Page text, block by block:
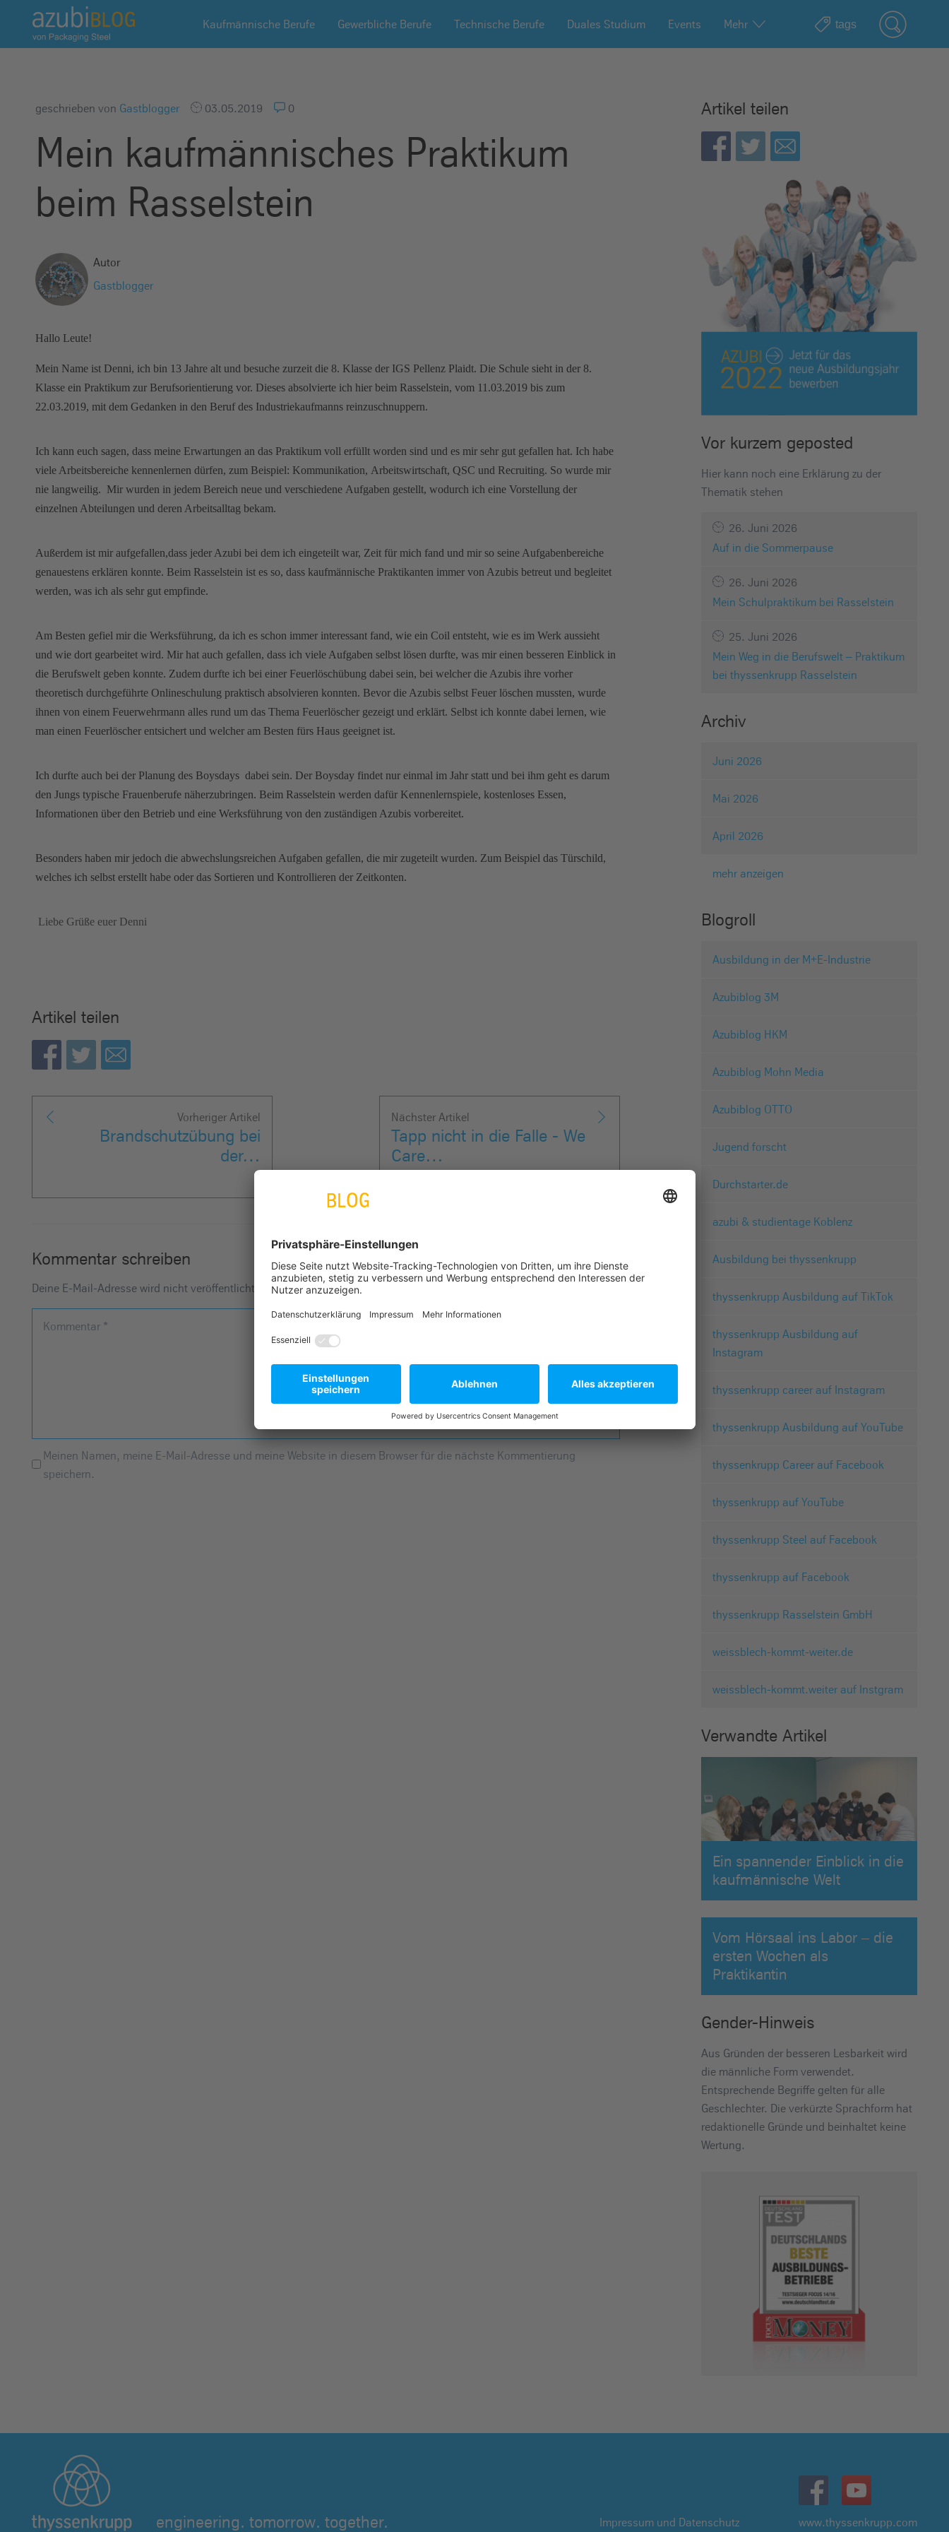
A
z
u
b
s
n
Kaufmännische Berufe Gewerbliche Berufe Technische Berufe Duales Studium Events Mehr
geschrieben von Gastblogger 03.05.2019 0
Mein kaufmännisches Praktikum
beim Rasselstein
Autor
Gastblogger
Hallo Leute!
Mein Name ist Denni, ich bin 13 Jahre alt und besuche zurzeit die 8. Klasse der IGS Pellenz Plaidt. Die Schule sieht in der 8.
Klasse ein Praktikum zur Berufsorientierung vor. Dieses absolvierte ich hier beim Rasselstein, vom 11.03.2019 bis zum
22.03.2019, mit dem Gedanken in den Beruf des Industriekaufmanns reinzuschnuppern.
Ich kann euch sagen, dass meine Erwartungen an das Praktikum voll erfüllt worden sind und es mir sehr gut gefallen hat. Ich habe
viele Arbeitsbereiche kennenlernen dürfen, zum Beispiel: Kommunikation, Arbeitswirtschaft, QSC und Recruiting. So wurde mir
nie langweilig. Mir wurden in jedem Bereich neue und verschiedene Aufgaben gestellt, wodurch ich eine Vorstellung der
einzelnen Abteilungen und deren Arbeitsalltag bekam.
Außerdem ist mir aufgefallen,dass jeder Azubi bei dem ich eingeteilt war, Zeit für mich fand und mir so seine Aufgabenbereiche
genauestens erklären konnte. Beim Rasselstein ist es so, dass kaufmännische Praktikanten immer von Azubis betreut und begleitet
werden, was ich als sehr gut empfinde.
Am Besten gefiel mir die Werksführung, da ich es schon immer interessant fand, wie ein Coil entsteht, wie es im Werk aussieht
und wie dort gearbeitet wird. Mir hat auch gefallen, dass ich viele Aufgaben selbst lösen durfte, was mir einen besseren Einblick in
die Berufswelt geben konnte. Zudem durfte ich bei einer Feuerlöschübung dabei sein, bei welcher die Azubis ihre vorher
theoretisch durchgeführte Onlineschulung praktisch absolvieren konnten. Bevor die Azubis selbst Feuer löschen mussten, wurde
ihnen von einem Feuerwehrmann alles rund um das Thema Feuerlöscher gezeigt und erklärt. Selbst ich konnte dabei lernen, wie
man einen Feuerlöscher entsichert und welcher am Besten fürs Haus geeignet ist.
Ich durfte auch bei der Planung des Boysdays dabei sein. Der Boysday findet nur einmal im Jahr statt und bei ihm geht es darum
den Jungs typische Frauenberufe näherzubringen. Beim Rasselstein werden dafür Kennenlernspiele, kostenloses Essen,
Informationen über den Betrieb und eine Werksführung von den zuständigen Azubis vorbereitet.
Besonders haben mir jedoch die abwechslungsreichen Aufgaben gefallen, die mir zugeteilt wurden. Zum Beispiel das Türschild,
welches ich selbst erstellt habe oder das Sortieren und Kontrollieren der Zeitkonten.
Liebe Grüße euer Denni
Artikel teilen
Vorheriger Artikel
Brandschutzübung bei
der…
Nächster Artikel
Tapp nicht in die Falle - We
Care…
Kommentar schreiben
Deine E-Mail-Adresse wird nicht veröffentlicht. Erforderliche Felder sind mit
Kommentar *
Meinen Namen, meine E-Mail-Adresse und meine Website in diesem Browser für die nächste Kommentierung
speichern.
Artikel teilen
Vor kurzem geposted
Hier kann noch eine Erklärung zu der
Thematik stehen
26. Juni 2026
Auf in die Sommerpause
26. Juni 2026
Mein Schulpraktikum bei Rasselstein
25. Juni 2026
Mein Weg in die Berufswelt – Praktikum
bei thyssenkrupp Rasselstein
Archiv
Juni 2026
Mai 2026
April 2026
mehr anzeigen
Blogroll
Ausbildung in der M+E-Industrie
Azubiblog 3M
Azubiblog HKM
Azubiblog Mohn Media
Azubiblog OTTO
Jugend forscht
Durchstarter.de
azubi & studientage Koblenz
Ausbildung bei thyssenkrupp
thyssenkrupp Ausbildung auf TikTok
thyssenkrupp Ausbildung auf
Instagram
thyssenkrupp career auf Instagram
thyssenkrupp Ausbildung auf YouTube
thyssenkrupp Career auf Facebook
thyssenkrupp auf YouTube
thyssenkrupp Steel auf Facebook
thyssenkrupp auf Facebook
thyssenkrupp Rasselstein GmbH
weissblech-kommt-weiter.de
weissblech-kommt.weiter auf Instgram
Verwandte Artikel
Ein spannender Einblick in die
kaufmännische Welt
Vom Hörsaal ins Labor – die
ersten Wochen als
Praktikantin
Gender-Hinweis
Aus Gründen der besseren Lesbarkeit wird
die männliche Form verwendet.
Entsprechende Begriffe gelten für alle
Geschlechter. Die verkürzte Sprachform hat
redaktionelle Gründe und beinhaltet keine
Wertung.
engineering. tomorrow. together. Impressum und Datenschutz www.thyssenkrupp.com